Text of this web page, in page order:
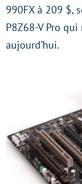
990FX à 209 $,
P8Z68-V Pro
aujourd’hui.